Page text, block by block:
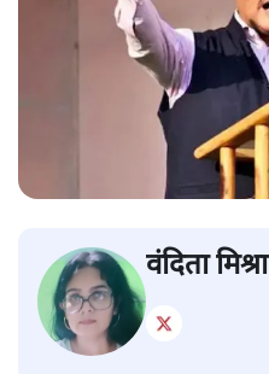
वंदिता मिश्रा